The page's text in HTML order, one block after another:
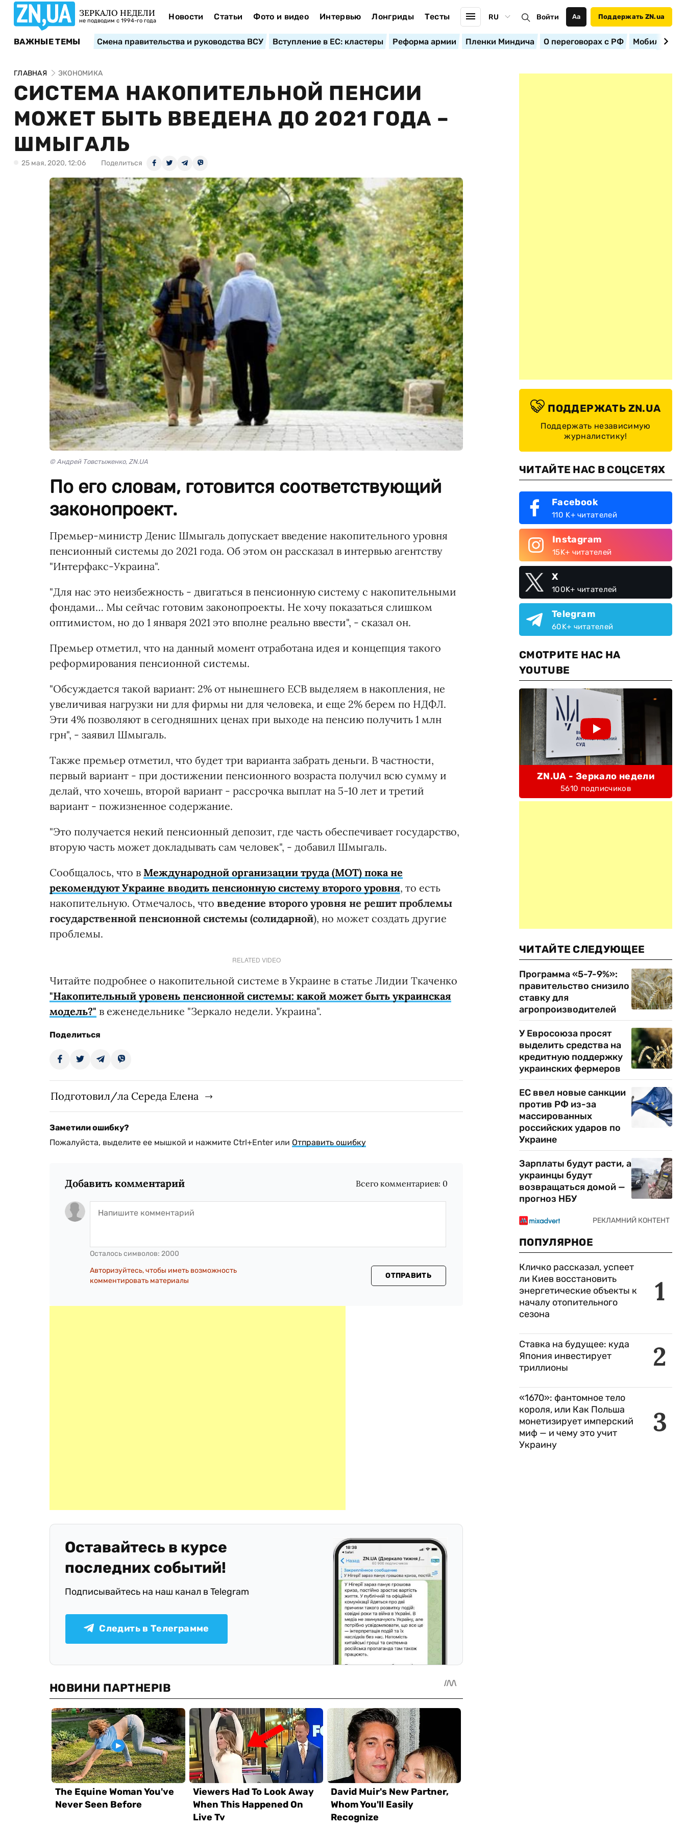
ЗЕРКАЛО НЕДЕЛИ
не подводим с 1994-го года Новости Статьи Фото и видео Интервью Лонгриды Тесты RU Войти Аа Поддержать ZN.ua
ВАЖНЫЕ ТЕМЫ Смена правительства и руководства ВСУ Вступление в ЕС: кластеры Реформа армии Пленки Миндича О переговорах с РФ
ГЛАВНАЯ ЭКОНОМИКА
СИСТЕМА НАКОПИТЕЛЬНОЙ ПЕНСИИ
МОЖЕТ БЫТЬ ВВЕДЕНА ДО 2021 ГОДА –
ШМЫГАЛЬ
25 мая, 2020, 12:06 Поделиться
© Андрей Товстыженко, ZN.UA
По его словам, готовится соответствующий
законопроект.
Премьер-министр Денис Шмыгаль допускает введение накопительного уровня
пенсионный системы до 2021 года. Об этом он рассказал в интервью агентству
"Интерфакс-Украина".
"Для нас это неизбежность - двигаться в пенсионную систему с накопительными
фондами… Мы сейчас готовим законопроекты. Не хочу показаться слишком
оптимистом, но до 1 января 2021 это вполне реально ввести", - сказал он.
Премьер отметил, что на данный момент отработана идея и концепция такого
реформирования пенсионной системы.
"Обсуждается такой вариант: 2% от нынешнего ЕСВ выделяем в накопления, не
увеличивая нагрузки ни для фирмы ни для человека, и еще 2% берем по НДФЛ.
Эти 4% позволяют в сегодняшних ценах при выходе на пенсию получить 1 млн
грн", - заявил Шмыгаль.
Также премьер отметил, что будет три варианта забрать деньги. В частности,
первый вариант - при достижении пенсионного возраста получил всю сумму и
делай, что хочешь, второй вариант - рассрочка выплат на 5-10 лет и третий
вариант - пожизненное содержание.
"Это получается некий пенсионный депозит, где часть обеспечивает государство,
вторую часть может докладывать сам человек", - добавил Шмыгаль.
Сообщалось, что в Международной организации труда (МОТ) пока не
рекомендуют Украине вводить пенсионную систему второго уровня, то есть
накопительную. Отмечалось, что введение второго уровня не решит проблемы
государственной пенсионной системы (солидарной), но может создать другие
проблемы.
RELATED VIDEO
Читайте подробнее о накопительной системе в Украине в статье Лидии Ткаченко
"Накопительный уровень пенсионной системы: какой может быть украинская
модель?" в еженедельнике "Зеркало недели. Украина".
Поделиться
Подготовил/ла Середа Елена
Заметили ошибку?
Пожалуйста, выделите ее мышкой и нажмите Ctrl+Enter или Отправить ошибку
Добавить комментарий Всего комментариев: 0
Осталось символов: 2000
Авторизуйтесь, чтобы иметь возможность
комментировать материалы
ОТПРАВИТЬ
Оставайтесь в курсе
последних событий!
Подписывайтесь на наш канал в Telegram
Следить в Телеграмме
ПОДДЕРЖАТЬ ZN.UA
Поддержать независимую
журналистику!
ЧИТАЙТЕ НАС В СОЦСЕТЯХ
Facebook
110 K+ читателей
Instagram
15K+ читателей
X
100K+ читателей
Telegram
60K+ читателей
СМОТРИТЕ НАС НА
YOUTUBE
ZN.UA - Зеркало недели
5610 подписчиков
ЧИТАЙТЕ СЛЕДУЮЩЕЕ
Программа «5-7-9%»:
правительство снизило
ставку для
агропроизводителей
У Евросоюза просят
выделить средства на
кредитную поддержку
украинских фермеров
ЕС ввел новые санкции
против РФ из-за
массированных
российских ударов по
Украине
Зарплаты будут расти, а
украинцы будут
возвращаться домой —
прогноз НБУ
ПОПУЛЯРНОЕ
1
Кличко рассказал, успеет
ли Киев восстановить
энергетические объекты к
началу отопительного
сезона
2
Ставка на будущее: куда
Япония инвестирует
триллионы
3
«1670»: фантомное тело
короля, или Как Польша
монетизирует имперский
миф — и чему это учит
Украину